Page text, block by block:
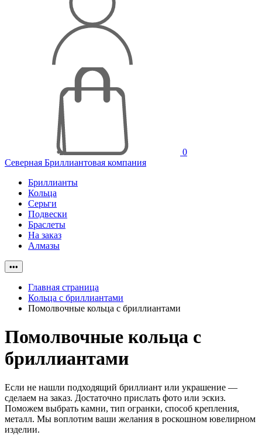
0
Северная Бриллиантовая компания
Бриллианты
Кольца
Серьги
Подвески
Браслеты
На заказ
Алмазы
•••
Главная страница
Кольца с бриллиантами
Помолвочные кольца с бриллиантами
Помолвочные кольца с
бриллиантами
Если не нашли подходящий бриллиант или украшение —
сделаем на заказ. Достаточно прислать фото или эскиз.
Поможем выбрать камни, тип огранки, способ крепления,
металл. Мы воплотим ваши желания в роскошном ювелирном
изделии.